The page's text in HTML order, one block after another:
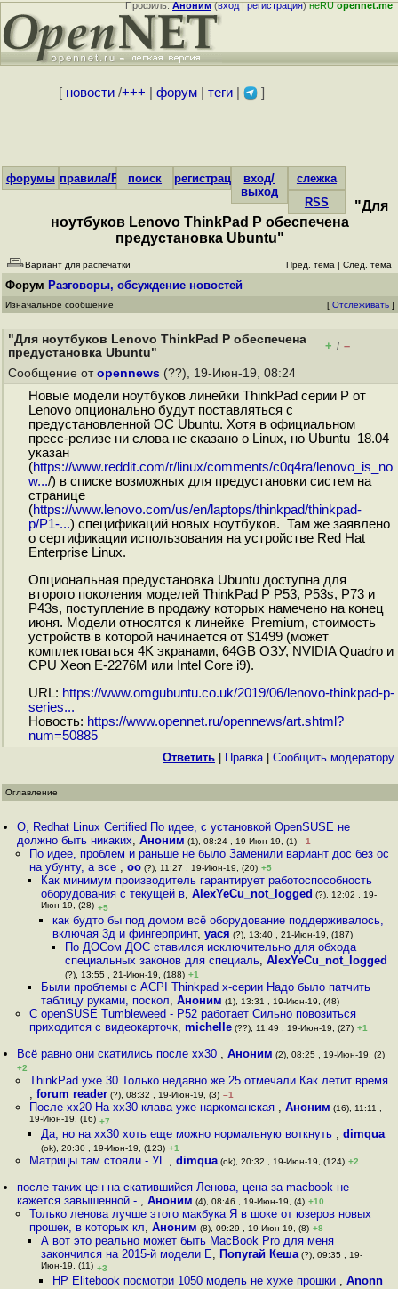
Профиль:Аноним(вход|регистрация)неRUopennet.me
[ новости/+++ форум| теги| ]
форумы правила/FAQпоиск регистрациявход/
выход
слежка
RSS
"Для
ноутбуков Lenovo ThinkPad P обеспечена
предустановка Ubuntu"
Вариант для распечатки Пред. тема | След. тема
Форум Разговоры, обсуждение новостей
Изначальное сообщение [ Отслеживать ]
"Для ноутбуков Lenovo ThinkPad P обеспечена
предустановка Ubuntu"
+ / –
Сообщение от opennews (??), 19-Июн-19, 08:24
Новые модели ноутбуков линейки ThinkPad серии P от
Lenovo опционально будут поставляться с
предустановленной ОС Ubuntu. Хотя в официальном
пресс-релизе ни слова не сказано о Linux, но Ubuntu 18.04
указан
(https://www.reddit.com/r/linux/comments/c0q4ra/lenovo_is_no
w.../) в списке возможных для предустановки систем на
странице
(https://www.lenovo.com/us/en/laptops/thinkpad/thinkpad-
p/P1-...) спецификаций новых ноутбуков. Там же заявлено
о сертификации использования на устройстве Red Hat
Enterprise Linux.
Опциональная предустановка Ubuntu доступна для
второго поколения моделей ThinkPad P P53, P53s, P73 и
P43s, поступление в продажу которых намечено на конец
июня. Модели относятся к линейке Premium, стоимость
устройств в которой начинается от $1499 (может
комплектоваться 4K экранами, 64GB ОЗУ, NVIDIA Quadro и
CPU Xeon E-2276M или Intel Core i9).
URL: https://www.omgubuntu.co.uk/2019/06/lenovo-thinkpad-p-
series...
Новость: https://www.opennet.ru/opennews/art.shtml?
num=50885
Ответить Правка| Cообщить модератору
Оглавление
О, Redhat Linux Certified По идее, с установкой OpenSUSE не
должно быть никаких,Аноним (1), 08:24 , 19-Июн-19, (1) –1
По идее, проблем и раньше не было Заменили вариант дос без ос
на убунту, а все , оо(?), 11:27 , 19-Июн-19, (20) +5
Как минимум производитель гарантирует работоспособность
оборудования с текущей в, AlexYeCu_not_logged (?), 12:02 , 19-
Июн-19, (28) +5
как будто бы под домом всё оборудование поддерживалось,
включая 3д и фингерпринт,уася (?), 13:40 , 21-Июн-19, (187)
По ДОСом ДОС ставился исключительно для обхода
специальных законов для специаль, AlexYeCu_not_logged
(?), 13:55 , 21-Июн-19, (188) +1
Были проблемы с ACPI Thinkpad x-серии Надо было патчить
таблицу руками, поскол, Аноним (1), 13:31 , 19-Июн-19, (48)
С openSUSE Tumbleweed - P52 работает Сильно повозиться
приходится с видеокарточк, michelle(??), 11:49 , 19-Июн-19, (27) +1
Всё равно они скатились после xx30 ,Аноним (2), 08:25 , 19-Июн-19, (2)
+2
ThinkPad уже 30 Только недавно же 25 отмечали Как летит время
, forum reader(?), 08:32 , 19-Июн-19, (3) –1
После хх20 На хх30 клава уже наркоманская , Аноним (16), 11:11 ,
19-Июн-19, (16) +7
Да, но на xx30 хоть еще можно нормальную воткнуть , dimqua
(ok), 20:30 , 19-Июн-19, (123) +1
Матрицы там стояли - УГ , dimqua(ok), 20:32 , 19-Июн-19, (124) +2
после таких цен на скатившийся Ленова, цена за macbook не
кажется завышенной - ,Аноним (4), 08:46 , 19-Июн-19, (4) +10
Только ленова лучше этого макбука Я в шоке от юзеров новых
прошек, в которых кл, Аноним (8), 09:29 , 19-Июн-19, (8) +8
А вот это реально может быть MacBook Pro для меня
закончился на 2015-й модели Е, Попугай Кеша(?), 09:35 , 19-
Июн-19, (11) +3
HP Elitebook посмотри 1050 модель не хуже прошки ,Anonn